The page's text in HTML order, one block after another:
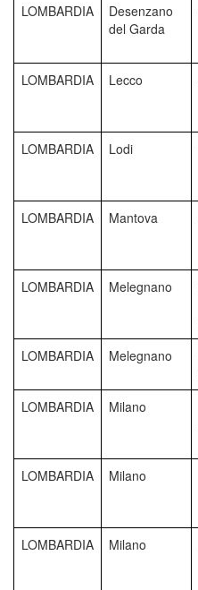
LOMBARDIA
Desenzano
del Garda
LOMBARDIA
Lecco
LOMBARDIA
Lodi
LOMBARDIA
Mantova
LOMBARDIA
Melegnano
LOMBARDIA Melegnano
LOMBARDIA
Milano
LOMBARDIA
Milano
LOMBARDIA
Milano